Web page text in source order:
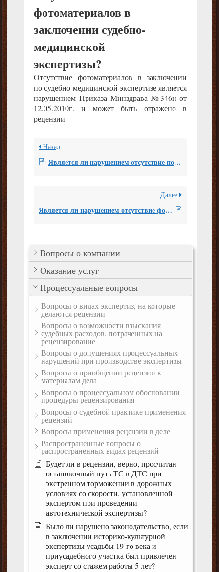
Вопросы о компании
Оказание услуг
Процессуальные вопросы
Вопросы о видах экспертиз, на которые
делаются рецензии
Вопросы о возможности взыскания
судебных расходов, потраченных на
рецензирование
Вопросы о допущениях процессуальных
нарушений при производстве экспертизы
Вопросы о приобщении рецензии к
материалам дела
Вопросы о процессуальном обосновании
процедуры рецензирования
Вопросы о судебной практике применения
рецензий
Вопросы применения рецензии в деле
Распространенные вопросы о
распространенных видах рецензий
Будет ли в рецензии, верно, просчитан
остановочный путь ТС в ДТС при
экстренном торможении в дорожных
условиях со скорости, установленной
экспертом при проведении
автотехнической экспертизы?
Было ли нарушено законодательство, если
в заключении историко-культурной
экспертизы усадьбы 19-го века и
приусадебного участка был привлечен
эксперт со стажем работы 5 лет?
фотоматериалов в
заключении судебно-
медицинской
экспертизы?
Отсутствие фотоматериалов в заключении
по судебно-медицинской экспертизе является
нарушением Приказа Минздрава №346н от
12.05.2010г. и может быть отражено в
рецензии.
Назад
Является ли нарушением отсутствие подписи эксперта на каждой странице заключения эксперта?
Далее
Является ли нарушением отсутствие фототаблиц в заключении почерковедческой экспертизы?